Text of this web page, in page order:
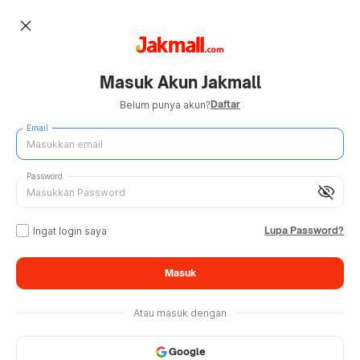
close
Masuk Akun Jakmall
Belum punya akun?Daftar
Email
visibility_off
Password
Ingat login saya Lupa Password?
Masuk
Atau masuk dengan
Google